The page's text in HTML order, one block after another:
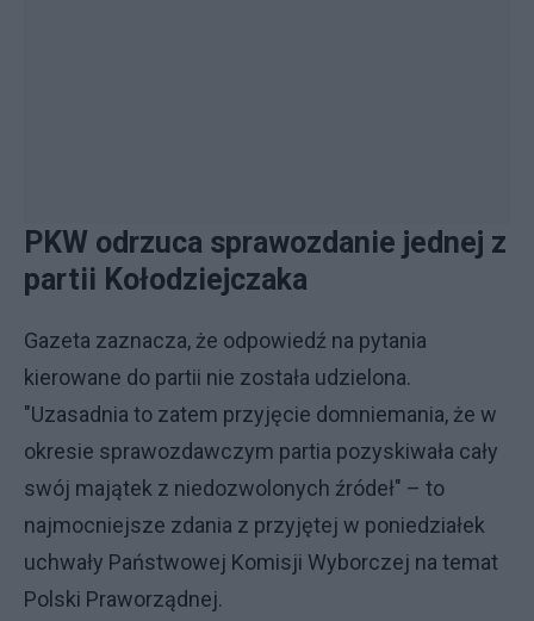
PKW odrzuca sprawozdanie jednej z
partii Kołodziejczaka
Gazeta zaznacza, że odpowiedź na pytania
kierowane do partii nie została udzielona.
"Uzasadnia to zatem przyjęcie domniemania, że w
okresie sprawozdawczym partia pozyskiwała cały
swój majątek z niedozwolonych źródeł" – to
najmocniejsze zdania z przyjętej w poniedziałek
uchwały Państwowej Komisji Wyborczej na temat
Polski Praworządnej.